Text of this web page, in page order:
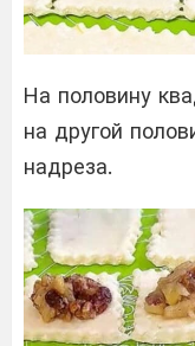
На половину
на другой
надреза.